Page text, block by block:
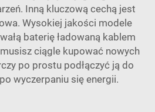
Inną kluczową cechą jest
Wysokiej jakości modele
baterię ładowaną kablem
ciągle kupować nowych
po prostu podłączyć ją do
wyczerpaniu się energii.